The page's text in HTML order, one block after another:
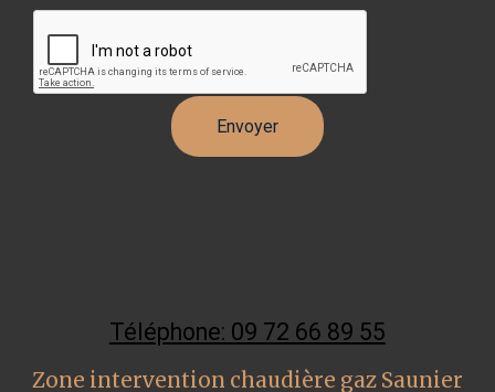
Téléphone: 09 72 66 89 55
Zone intervention chaudière gaz Saunier